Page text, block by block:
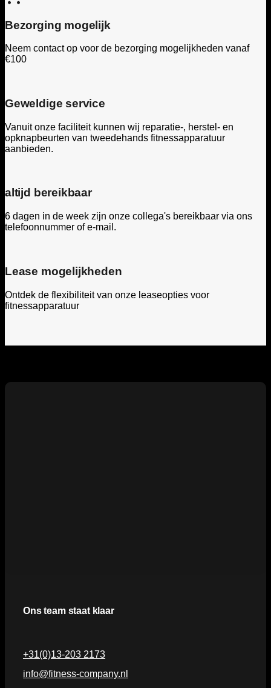
Bezorging mogelijk
Neem contact op voor de bezorging mogelijkheden vanaf
€100
Geweldige service
Vanuit onze faciliteit kunnen wij reparatie-, herstel- en
opknapbeurten van tweedehands fitnessapparatuur
aanbieden.
altijd bereikbaar
6 dagen in de week zijn onze collega's bereikbaar via ons
telefoonnummer of e-mail.
Lease mogelijkheden
Ontdek de flexibiliteit van onze leaseopties voor
fitnessapparatuur
Ons team staat klaar
+31(0)13-203 2173
info@fitness-company.nl